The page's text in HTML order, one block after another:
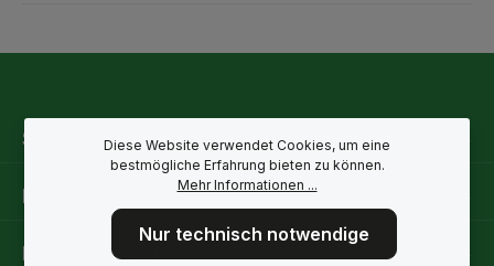
Service-Hotline
Rechtliche Hinweise
Informationen
Diese Website verwendet Cookies, um eine
bestmögliche Erfahrung bieten zu können.
Mehr Informationen ...
Nur technisch notwendige